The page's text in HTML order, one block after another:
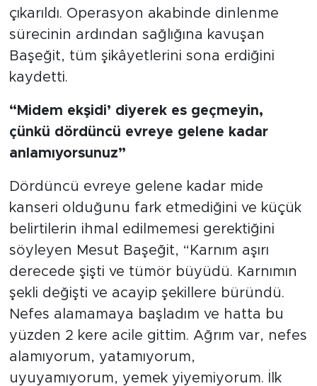
çıkarıldı. Operasyon akabinde dinlenme
sürecinin ardından sağlığına kavuşan
Başeğit, tüm şikâyetlerini sona erdiğini
kaydetti.
“Midem ekşidi’ diyerek es geçmeyin,
çünkü dördüncü evreye gelene kadar
anlamıyorsunuz”
Dördüncü evreye gelene kadar mide
kanseri olduğunu fark etmediğini ve küçük
belirtilerin ihmal edilmemesi gerektiğini
söyleyen Mesut Başeğit, “Karnım aşırı
derecede şişti ve tümör büyüdü. Karnımın
şekli değişti ve acayip şekillere büründü.
Nefes alamamaya başladım ve hatta bu
yüzden 2 kere acile gittim. Ağrım var, nefes
alamıyorum, yatamıyorum,
uyuyamıyorum, yemek yiyemiyorum. İlk